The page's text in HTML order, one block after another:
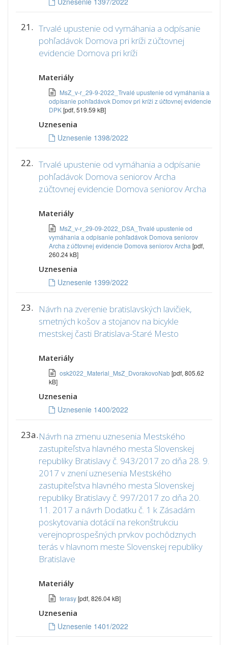
21. Trvalé upustenie od vymáhania a odpísanie
pohľadávok Domova pri kríži z účtovnej
evidencie Domova pri kríži
Materiály
MsZ_v-r_29-9-2022_Trvalé upustenie od vymáhania a
odpísanie pohľadávok Domov pri kríži z účtovnej evidencie
DPK[pdf, 519.59 kB]
Uznesenia
Uznesenie 1398/2022
22. Trvalé upustenie od vymáhania a odpísanie
pohľadávok Domova seniorov Archa
z účtovnej evidencie Domova seniorov Archa
Materiály
MsZ_v-r_29-09-2022_DSA_Trvalé upustenie od
vymáhania a odpísanie pohľadávok Domova seniorov
Archa z účtovnej evidencie Domova seniorov Archa [pdf,
260.24 kB]
Uznesenia
Uznesenie 1399/2022
23.
Návrh na zverenie bratislavských lavičiek,
smetných košov a stojanov na bicykle
mestskej časti Bratislava-Staré Mesto
Materiály
osk2022_Material_MsZ_DvorakovoNab[pdf, 805.62
kB]
Uznesenia
Uznesenie 1400/2022
23a.Návrh na zmenu uznesenia Mestského
zastupiteľstva hlavného mesta Slovenskej
republiky Bratislavy č. 943/2017 zo dňa 28. 9.
2017 v znení uznesenia Mestského
zastupiteľstva hlavného mesta Slovenskej
republiky Bratislavy č. 997/2017 zo dňa 20.
11. 2017 a návrh Dodatku č. 1 k Zásadám
poskytovania dotácií na rekonštrukciu
verejnoprospešných prvkov pochôdznych
terás v hlavnom meste Slovenskej republiky
Bratislave
Materiály
terasy[pdf, 826.04 kB]
Uznesenia
Uznesenie 1401/2022